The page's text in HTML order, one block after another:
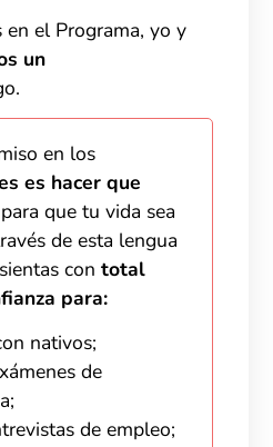
en el Programa, yo y
un
en los
es hacer que
para que tu vida sea
de esta lengua
con total
para:
nativos;
de
de empleo;